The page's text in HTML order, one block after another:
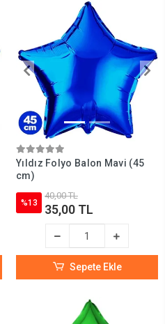
Yıldız Folyo Balon Mavi (45
cm)
%13
40,00 TL
35,00 TL
Sepete Ekle